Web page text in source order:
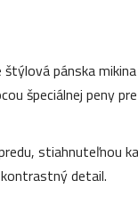
pánska
špeciálnej peny
stiahnuteľnou
detail.